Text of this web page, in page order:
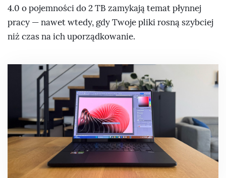
4.0 o pojemności do 2 TB zamykają temat płynnej
pracy — nawet wtedy, gdy Twoje pliki rosną szybciej
niż czas na ich uporządkowanie.